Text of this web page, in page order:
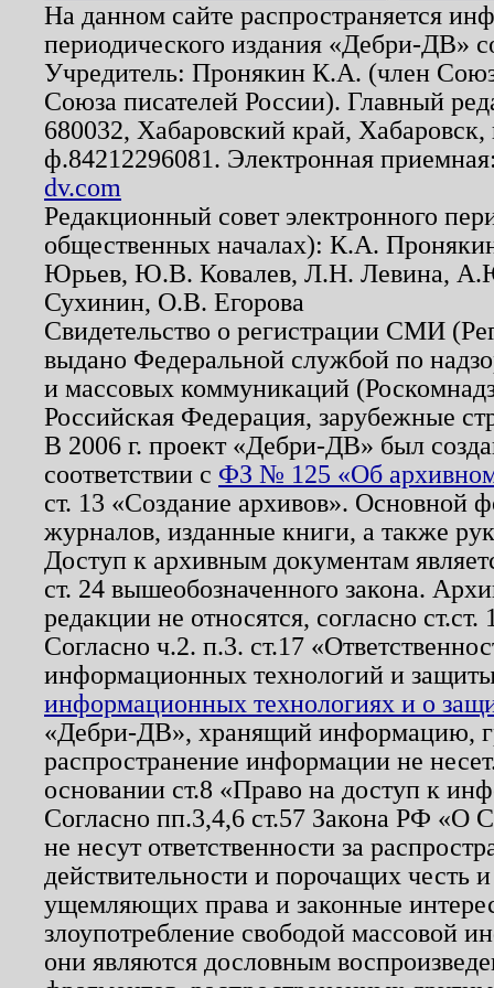
На данном сайте распространяется
периодического издания «Дебри-ДВ»
Учредитель: Пронякин К.А. (член
Союза писателей России). Главный
680032, Хабаровский край,
ф.84212296081. Электронная
dv.com
Редакционный совет электронного
общественных началах): К.А.
Юрьев, Ю.В. Ковалев, Л.Н. Левина,
Сухинин, О.В. Егорова
Свидетельство о регистрации СМИ
выдано Федеральной службой по
и массовых коммуникаций
Российская Федерация, зарубежные
В 2006 г. проект «Дебри-ДВ» был
соответствии с ФЗ № 125 «Об
ст. 13 «Создание архивов». Основной
журналов, изданные книги, а также
Доступ к архивным документам
ст. 24 вышеобозначенного закона.
редакции не относятся, согласно
Согласно ч.2. п.3. ст.17
информационных технологий и
информационных технологиях и о
«Дебри-ДВ», хранящий информацию,
распространение информации не
основании ст.8 «Право на доступ к
Согласно пп.3,4,6 ст.57 Закона РФ «О
не несут ответственности за
действительности и порочащих честь
ущемляющих права и законные
злоупотребление свободой массовой
они являются дословным